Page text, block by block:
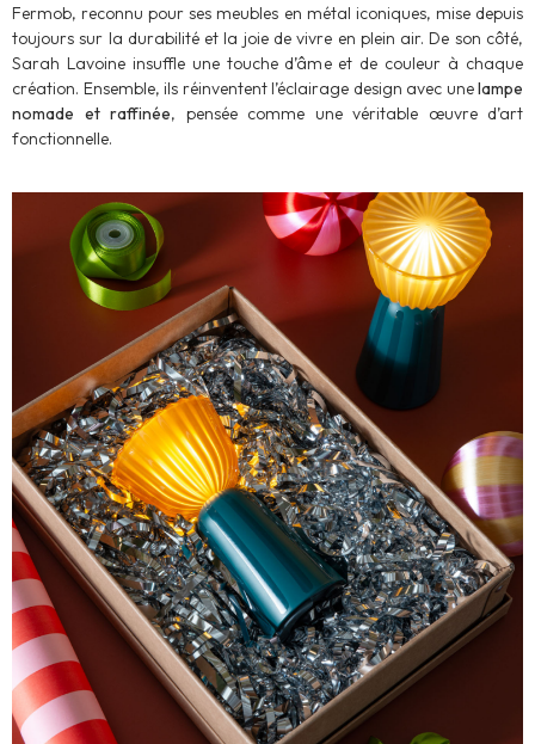
Fermob, reconnu pour ses meubles en métal iconiques, mise depuis
toujours sur la durabilité et la joie de vivre en plein air. De son côté,
Sarah Lavoine insuffle une touche d’âme et de couleur à chaque
création. Ensemble, ils réinventent l’éclairage design avec unelampe
nomade et raffinée, pensée comme une véritable œuvre d’art
fonctionnelle.